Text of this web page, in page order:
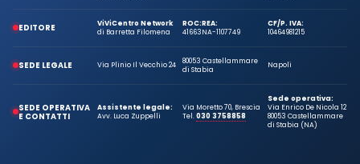
EDITORE
ViViCentro Network
di Barretta Filomena
ROC:
41663
REA:
NA-1107749
CF/P. IVA:
10464981215
SEDE LEGALE Via Plinio Il Vecchio 24
80053 Castellammare
di Stabia
Napoli
SEDE OPERATIVA
E CONTATTI
Assistente legale:
Avv. Luca Zuppelli
Via Moretto 70, Brescia
Tel.030 3758858
Sede operativa:
Via Enrico De Nicola 12
80053 Castellammare
di Stabia (NA)